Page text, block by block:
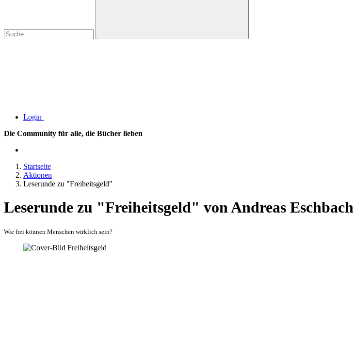
Login
Die Community für alle, die Bücher lieben
Startseite
Aktionen
Leserunde zu "Freiheitsgeld"
Leserunde zu "Freiheitsgeld" von Andreas Eschbach
Wie frei können Menschen wirklich sein?